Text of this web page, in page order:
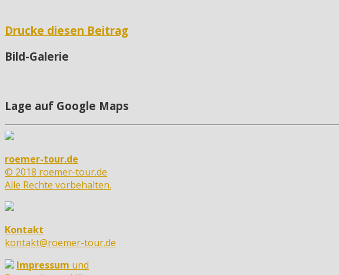
Drucke diesen Beitrag
Bild-Galerie
Lage auf Google Maps
roemer-tour.de
© 2018 roemer-tour.de
Alle Rechte vorbehalten.
Kontakt
kontakt@roemer-tour.de
Impressum und